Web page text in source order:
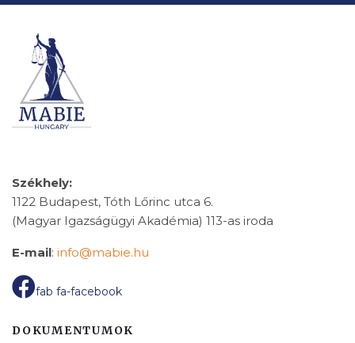
Székhely:
1122 Budapest, Tóth Lőrinc utca 6.
(Magyar Igazságügyi Akadémia) 113-as iroda
E-mail: info@mabie.hu
fab fa-facebook
DOKUMENTUMOK